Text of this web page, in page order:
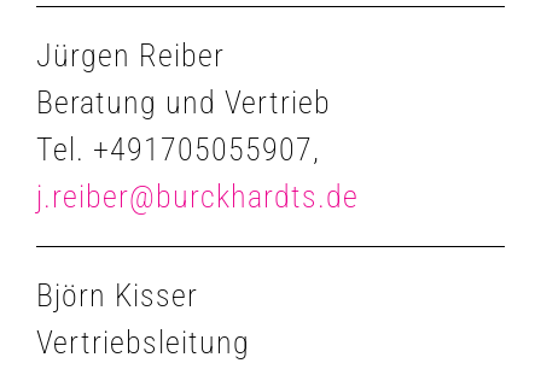
Jürgen Reiber
Beratung und Vertrieb
Tel. +491705055907,
j.reiber@burckhardts.de
Björn Kisser
Vertriebsleitung